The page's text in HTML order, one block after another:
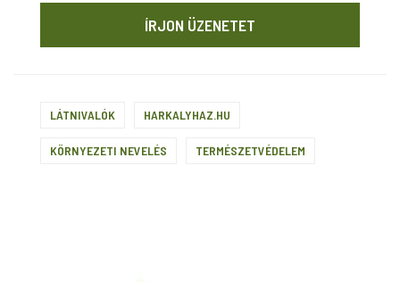
ÍRJON ÜZENETET
LÁTNIVALÓK HARKALYHAZ.HU
KÖRNYEZETI NEVELÉS TERMÉSZETVÉDELEM